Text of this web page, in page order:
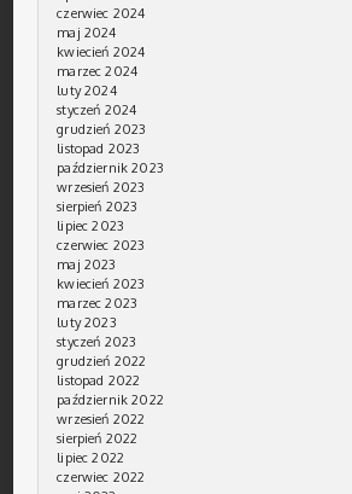
czerwiec 2024
maj 2024
kwiecień 2024
marzec 2024
luty 2024
styczeń 2024
grudzień 2023
listopad 2023
październik 2023
wrzesień 2023
sierpień 2023
lipiec 2023
czerwiec 2023
maj 2023
kwiecień 2023
marzec 2023
luty 2023
styczeń 2023
grudzień 2022
listopad 2022
październik 2022
wrzesień 2022
sierpień 2022
lipiec 2022
czerwiec 2022